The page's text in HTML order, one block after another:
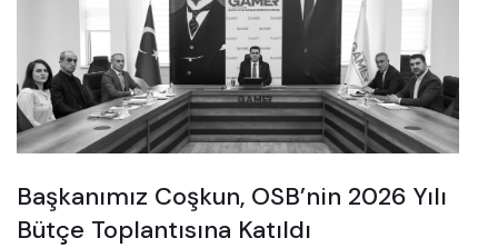
Başkanımız Coşkun, OSB’nin 2026 Yılı
Bütçe Toplantısına Katıldı